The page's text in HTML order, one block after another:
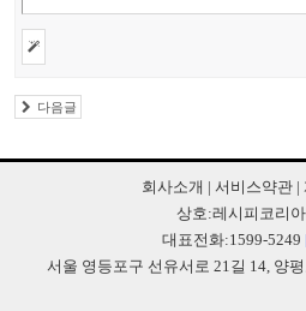
다음글
회사소개 | 서비스약관|
상호:레시피코리
대표전화:1599-5249
서울 영등포구 선유서로 21길 14, 양